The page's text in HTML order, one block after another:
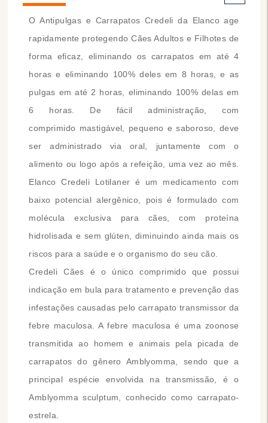
O Antipulgas e Carrapatos Credeli da Elanco age
rapidamente protegendo Cães Adultos e Filhotes de
forma eficaz, eliminando os carrapatos em até 4
horas e eliminando 100% deles em 8 horas, e as
pulgas em até 2 horas, eliminando 100% delas em
6 horas. De fácil administração, com
comprimido mastigável, pequeno e saboroso, deve
ser administrado via oral, juntamente com o
alimento ou logo após a refeição, uma vez ao mês.
Elanco Credeli Lotilaner é um medicamento com
baixo potencial alergênico, pois é formulado com
molécula exclusiva para cães, com proteína
hidrolisada e sem glúten, diminuindo ainda mais os
riscos para a saúde e o organismo do seu cão.
Credeli Cães é o único comprimido que possui
indicação em bula para tratamento e prevenção das
infestações causadas pelo carrapato transmissor da
febre maculosa. A febre maculosa é uma zoonose
transmitida ao homem e animais pela picada de
carrapatos do gênero Amblyomma, sendo que a
principal espécie envolvida na transmissão, é o
Amblyomma sculptum, conhecido como carrapato-
estrela.